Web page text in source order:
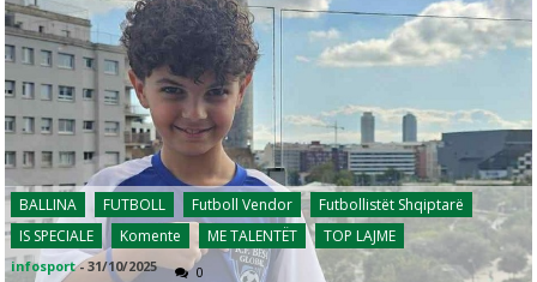
BALLINA FUTBOLL Futboll Vendor
Futbollistët Shqiptarë
IS SPECIALE
Komente ME TALENTËT TOP LAJME
infosport -31/10/2025 0